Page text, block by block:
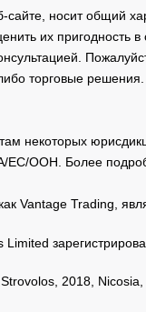
носит общий
их пригодность
торговые решения.
некоторых
ООН. Более
Vantage Trading,
2018, Nicosia,